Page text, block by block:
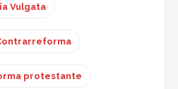
Vulgata
protestante